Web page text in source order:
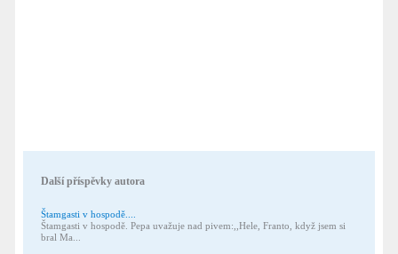
Další příspěvky autora
Štamgasti v hospodě....
Štamgasti v hospodě. Pepa uvažuje nad pivem:,,Hele, Franto, když jsem si
bral Ma...